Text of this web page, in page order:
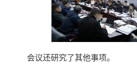
会议还研究了其他事项。